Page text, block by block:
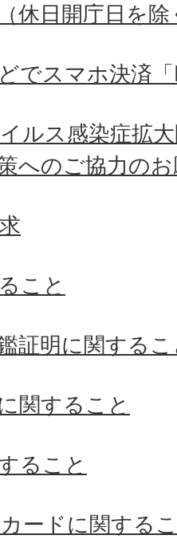
休日開庁日を除
でスマホ決済
ルス感染症拡
へのご協力の
こと
証明に関する
関すること
ること
ードに関する